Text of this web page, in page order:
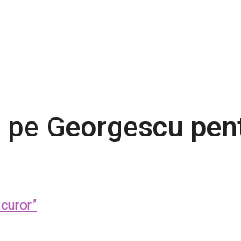
Georgescu